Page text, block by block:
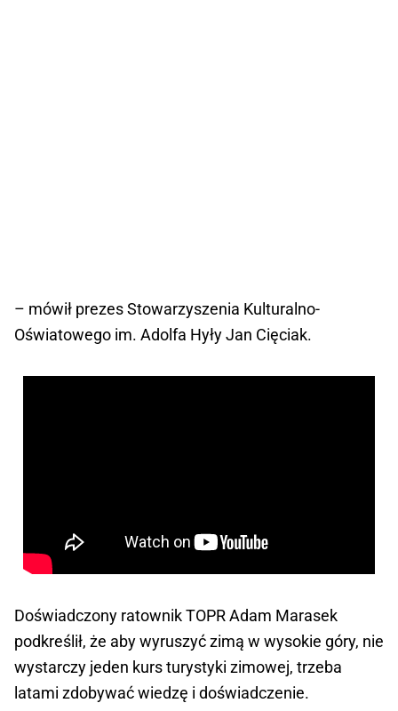
– mówił prezes Stowarzyszenia Kulturalno-
Oświatowego im. Adolfa Hyły Jan Cięciak.
Doświadczony ratownik TOPR Adam Marasek
podkreślił, że aby wyruszyć zimą w wysokie góry, nie
wystarczy jeden kurs turystyki zimowej, trzeba
latami zdobywać wiedzę i doświadczenie.